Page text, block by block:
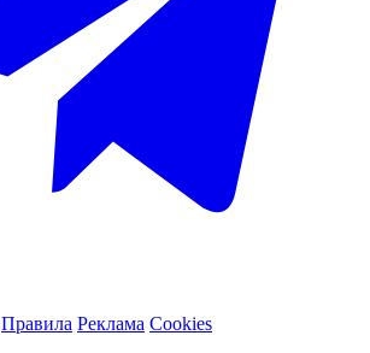
Правила Реклама Cookies